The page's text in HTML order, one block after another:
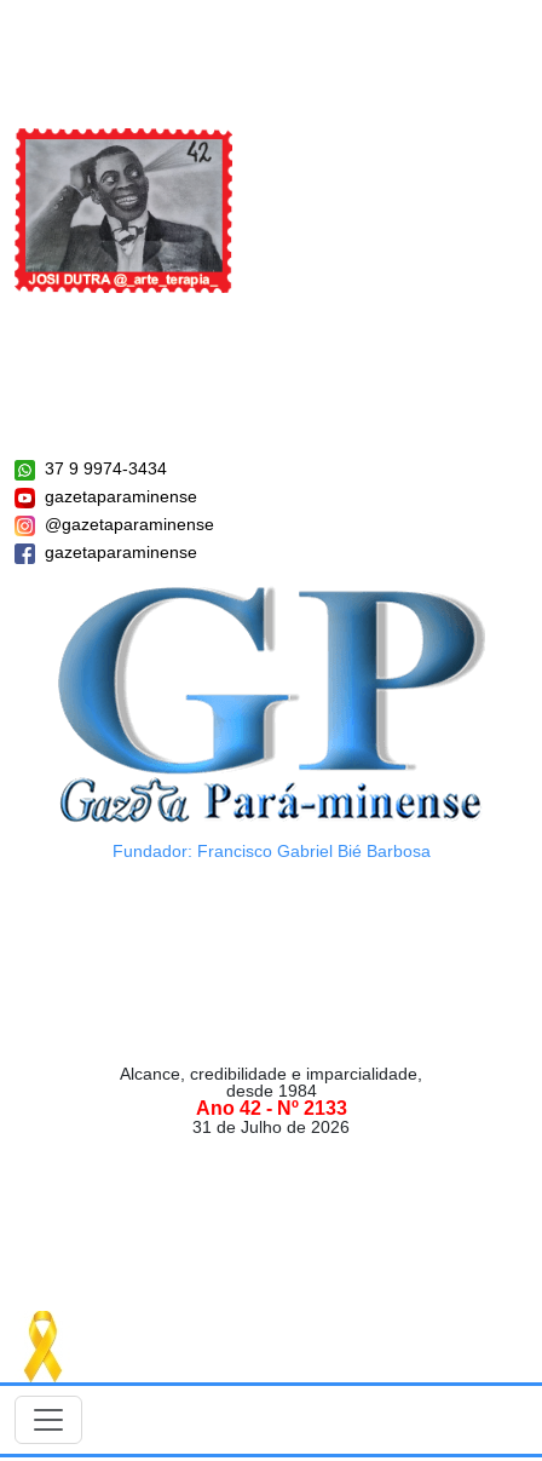
37 9 9974-3434
gazetaparaminense
@gazetaparaminense
gazetaparaminense
Fundador: Francisco Gabriel Bié Barbosa
Alcance, credibilidade e imparcialidade,
desde 1984
Ano 42 - Nº 2133
31 de Julho de 2026